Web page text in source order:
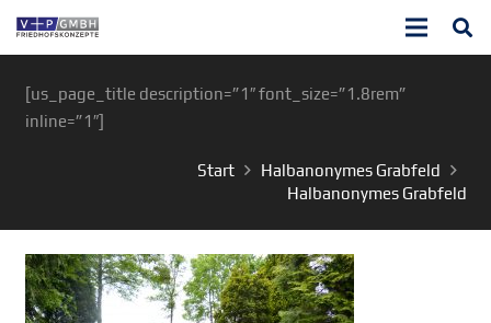
[us_page_title description=”1″ font_size=”1.8rem”
inline=”1″]
Start
Halbanonymes Grabfeld
Halbanonymes Grabfeld